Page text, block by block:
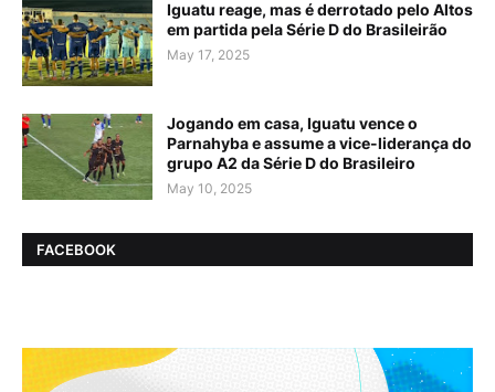
Iguatu reage, mas é derrotado pelo Altos
em partida pela Série D do Brasileirão
May 17, 2025
Jogando em casa, Iguatu vence o
Parnahyba e assume a vice-liderança do
grupo A2 da Série D do Brasileiro
May 10, 2025
FACEBOOK